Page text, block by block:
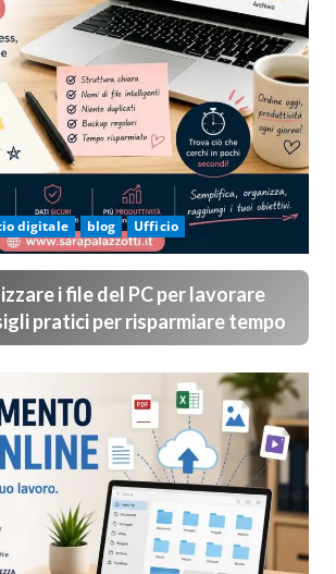
digitale blog Ufficio
i file del PC per lavorare
pratici per risparmiare tempo